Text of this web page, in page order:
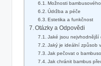
Možnosti
Údržba a péče
Estetika a funkčnost
Otázky a Odpovědi
Jaké jsou nejvhodnější
Jaký je ideální způsob
Jak pečovat o
Jak chránit bambus